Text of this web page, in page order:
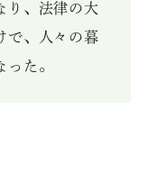
り、法律の大
で、人々の暮
た。